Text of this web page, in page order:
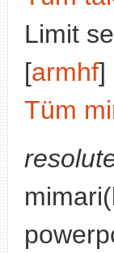
Limit
[armhf]
Tüm